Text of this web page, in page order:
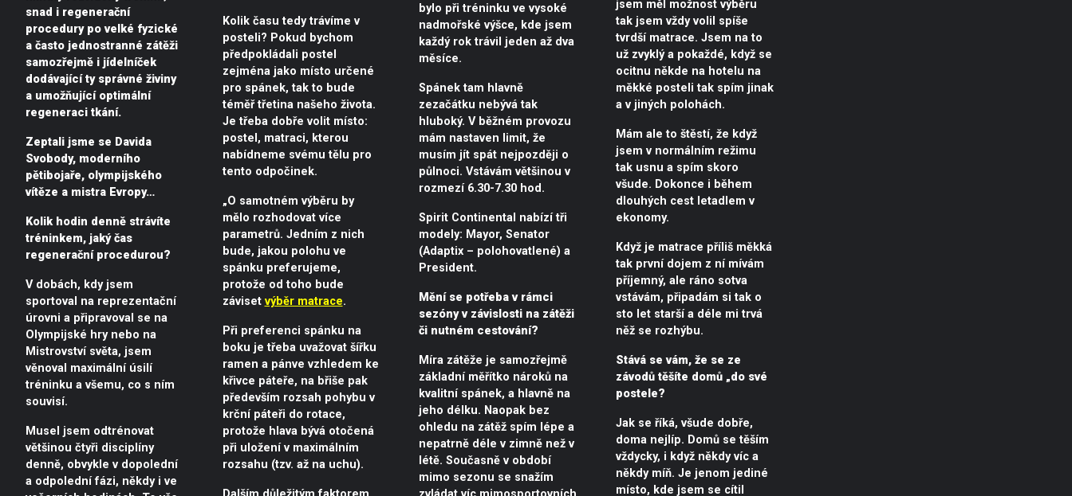
snad i regenerační
procedury po velké fyzické
a často jednostranné zátěži
samozřejmě i jídelníček
dodávající ty správné živiny
a umožňující optimální
regeneraci tkání.
Zeptali jsme se Davida
Svobody, moderního
pětibojaře, olympijského
vítěze a mistra Evropy…
Kolik hodin denně strávíte
tréninkem, jaký čas
regenerační procedurou?
V dobách, kdy jsem
sportoval na reprezentační
úrovni a připravoval se na
Olympijské hry nebo na
Mistrovství světa, jsem
věnoval maximální úsilí
tréninku a všemu, co s ním
souvisí.
Musel jsem odtrénovat
většinou čtyři disciplíny
denně, obvykle v dopolední
a odpolední fázi, někdy i ve
Kolik času tedy trávíme v
posteli? Pokud bychom
předpokládali postel
zejména jako místo určené
pro spánek, tak to bude
téměř třetina našeho života.
Je třeba dobře volit místo:
postel, matraci, kterou
nabídneme svému tělu pro
tento odpočinek.
„O samotném výběru by
mělo rozhodovat více
parametrů. Jedním z nich
bude, jakou polohu ve
spánku preferujeme,
protože od toho bude
záviset výběr matrace.
Při preferenci spánku na
boku je třeba uvažovat šířku
ramen a pánve vzhledem ke
křivce páteře, na břiše pak
především rozsah pohybu v
krční páteři do rotace,
protože hlava bývá otočená
při uložení v maximálním
rozsahu (tzv. až na uchu).
bylo při tréninku ve vysoké
nadmořské výšce, kde jsem
každý rok trávil jeden až dva
měsíce.
Spánek tam hlavně
zezačátku nebývá tak
hluboký. V běžném provozu
mám nastaven limit, že
musím jít spát nejpozději o
půlnoci. Vstávám většinou v
rozmezí 6.30-7.30 hod.
Spirit Continental nabízí tři
modely: Mayor, Senator
(Adaptix – polohovatlené) a
President.
Mění se potřeba v rámci
sezóny v závislosti na zátěži
či nutném cestování?
Míra zátěže je samozřejmě
základní měřítko nároků na
kvalitní spánek, a hlavně na
jeho délku. Naopak bez
ohledu na zátěž spím lépe a
nepatrně déle v zimně než v
létě. Současně v období
mimo sezonu se snažím
jsem měl možnost výběru
tak jsem vždy volil spíše
tvrdší matrace. Jsem na to
už zvyklý a pokaždé, když se
ocitnu někde na hotelu na
měkké posteli tak spím jinak
a v jiných polohách.
Mám ale to štěstí, že když
jsem v normálním režimu
tak usnu a spím skoro
všude. Dokonce i během
dlouhých cest letadlem v
ekonomy.
Když je matrace příliš měkká
tak první dojem z ní mívám
příjemný, ale ráno sotva
vstávám, připadám si tak o
sto let starší a déle mi trvá
něž se rozhýbu.
Stává se vám, že se ze
závodů těšíte domů „do své
postele?
Jak se říká, všude dobře,
doma nejlíp. Domů se těším
vždycky, i když někdy víc a
někdy míň. Je jenom jediné
místo, kde jsem se cítil